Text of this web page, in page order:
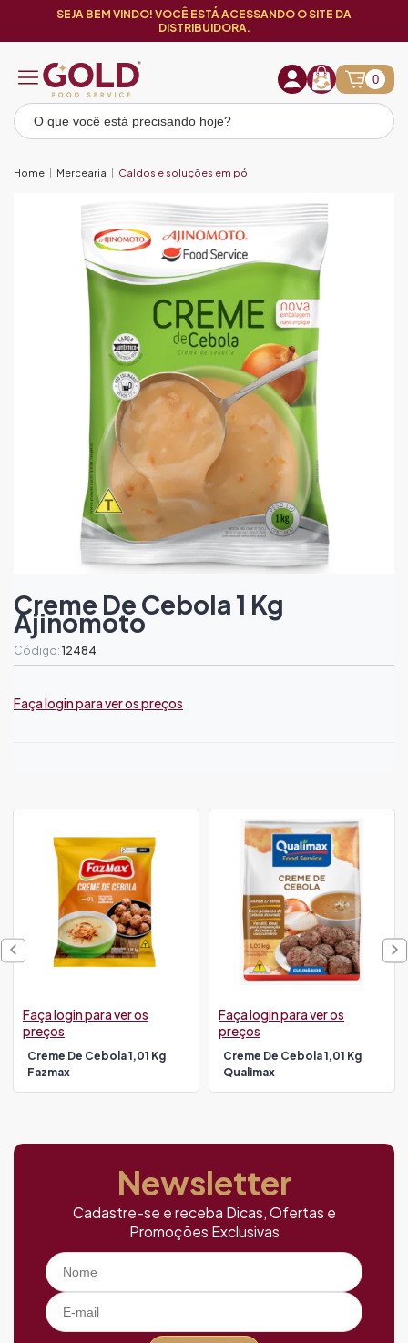
SEJA BEM VINDO! VOCÊ ESTÁ ACESSANDO O SITE DA
DISTRIBUIDORA.
0
Home Mercearia Caldos e soluções em pó
Creme De Cebola 1 Kg
Ajinomoto
Código: 12484
Faça login para ver os preços
Creme De Cebola 1,01 Kg
Fazmax
Faça login para ver os
preços
Creme De Cebola 1,01 Kg
Qualimax
Faça login para ver os
preços
Newsletter
Cadastre-se e receba Dicas, Ofertas e
Promoções Exclusivas